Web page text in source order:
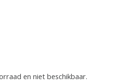
en niet beschikbaar.